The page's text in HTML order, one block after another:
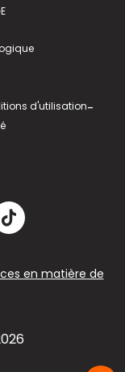
d'utilisation-
en matière de